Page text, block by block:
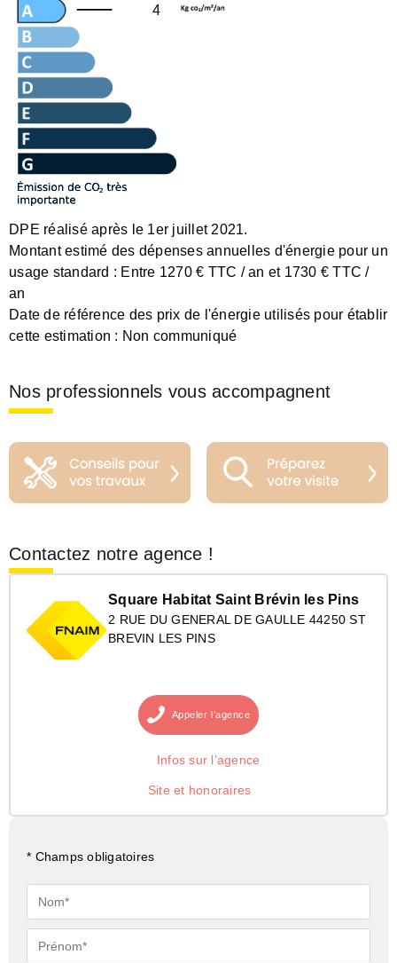
4
DPE réalisé après le 1er juillet 2021.
Montant estimé des dépenses annuelles d'énergie pour un
usage standard : Entre 1270 € TTC / an et 1730 € TTC /
an
Date de référence des prix de l'énergie utilisés pour établir
cette estimation : Non communiqué
Nos professionnels vous accompagnent
Contactez notre agence !
Square Habitat Saint Brévin les Pins
2 RUE DU GENERAL DE GAULLE 44250 ST
BREVIN LES PINS
Appeler l’agence
Infos sur l’agence
Site et honoraires
* Champs obligatoires
Nom*
Prénom*